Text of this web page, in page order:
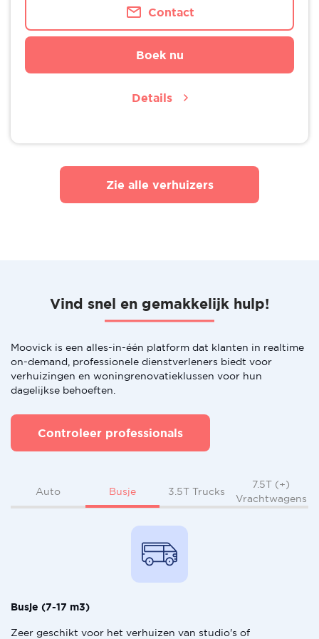
Contact
Boek nu
Details
Zie alle verhuizers
Vind snel en gemakkelijk hulp!
Moovick is een alles-in-één platform dat klanten in realtime
on-demand, professionele dienstverleners biedt voor
verhuizingen en woningrenovatieklussen voor hun
dagelijkse behoeften.
Controleer professionals
Auto Busje 3.5T Trucks
7.5T (+)
Vrachtwagens
Busje (7-17 m3)
Zeer geschikt voor het verhuizen van studio's of